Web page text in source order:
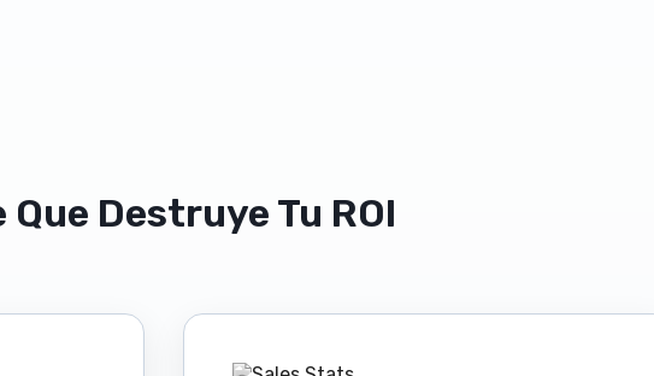
Destruye Tu ROI